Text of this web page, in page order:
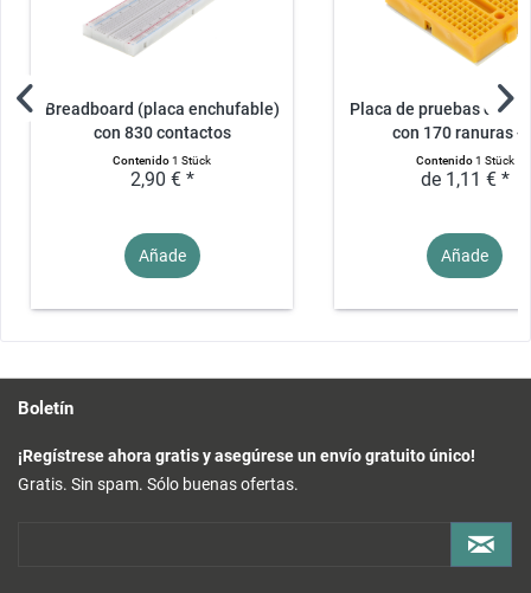
Breadboard (placa enchufable)
con 830 contactos
Contenido1 Stück
2,90 € *
Añade
Placa de pruebas en
con 170 ranuras -
Contenido1 Stück
de 1,11 € *
Añade
Boletín
¡Regístrese ahora gratis y asegúrese un envío gratuito único!
Gratis. Sin spam. Sólo buenas ofertas.